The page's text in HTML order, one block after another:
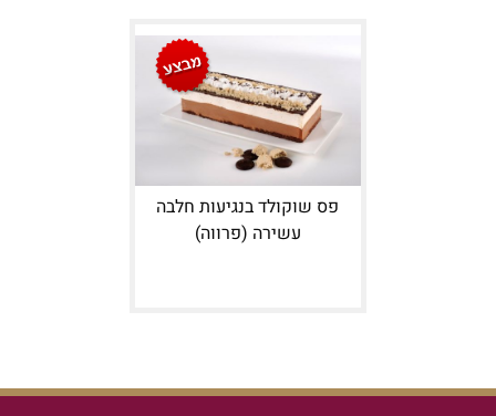
פס שוקולד בנגיעות חלבה
עשירה (פרווה)